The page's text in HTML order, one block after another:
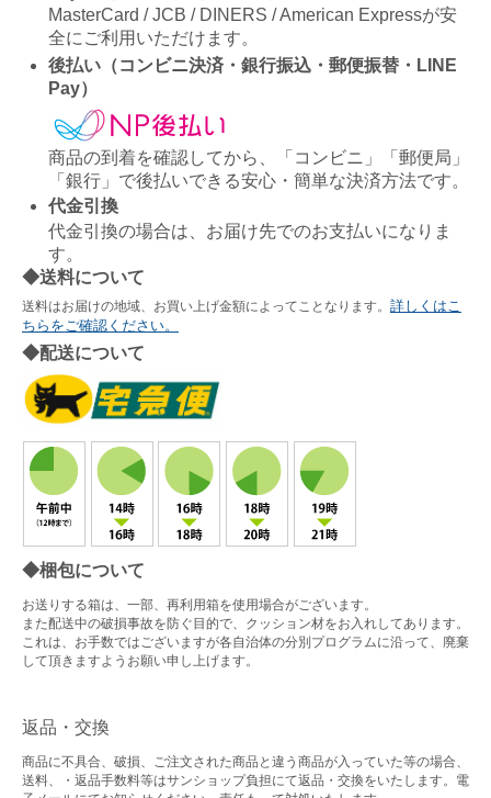
MasterCard / JCB / DINERS / American Expressが安
全にご利用いただけます。
後払い（コンビニ決済・銀行振込・郵便振替・LINE
Pay）
商品の到着を確認してから、「コンビニ」「郵便局」
「銀行」で後払いできる安心・簡単な決済方法です。
代金引換
代金引換の場合は、お届け先でのお支払いになりま
す。
◆送料について
送料はお届けの地域、お買い上げ金額によってことなります。 詳しくはこ
ちらをご確認ください。
◆配送について
◆梱包について
お送りする箱は、一部、再利用箱を使用場合がございます。
また配送中の破損事故を防ぐ目的で、クッション材をお入れしてあります。
これは、お手数ではございますが各自治体の分別プログラムに沿って、廃棄
して頂きますようお願い申し上げます。
返品・交換
商品に不具合、破損、ご注文された商品と違う商品が入っていた等の場合、
送料、・返品手数料等はサンショップ負担にて返品・交換をいたします。電